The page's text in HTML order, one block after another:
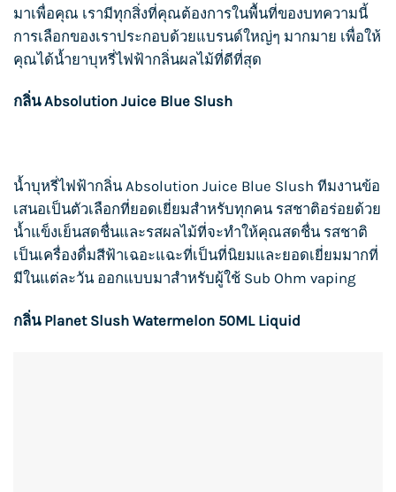
มาเพื่อคุณ เรามีทุกสิ่งที่คุณต้องการในพื้นที่ของบทความนี้
การเลือกของเราประกอบด้วยแบรนด์ใหญ่ๆ มากมาย เพื่อให้
คุณได้น้ำยาบุหรี่ไฟฟ้ากลิ่นผลไม้ที่ดีที่สุด
กลิ่น Absolution Juice Blue Slush
น้ำบุหรี่ไฟฟ้ากลิ่น Absolution Juice Blue Slush ทีมงานข้อ
เสนอเป็นตัวเลือกที่ยอดเยี่ยมสำหรับทุกคน รสชาติอร่อยด้วย
น้ำแข็งเย็นสดชื่นและรสผลไม้ที่จะทำให้คุณสดชื่น รสชาติ
เป็นเครื่องดื่มสีฟ้าเฉอะแฉะที่เป็นที่นิยมและยอดเยี่ยมมากที่
มีในแต่ละวัน ออกแบบมาสำหรับผู้ใช้ Sub Ohm vaping
กลิ่น Planet Slush Watermelon 50ML Liquid